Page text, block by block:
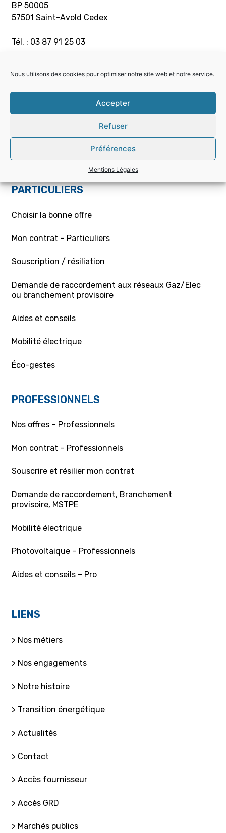
Nous utilisons des cookies pour optimiser notre site web et notre service.
Accepter
Refuser
Préférences
Mentions Légales
BP 50005
57501 Saint-Avold Cedex
Tél. : 03 87 91 25 03
HORAIRES D’OUVERTURE
Accueil
Du lundi au jeudi : 8h00 – 11h55 /13h05 – 16h55
Vendredi : 8h00 à 12h00
Caisse
Du lundi au jeudi : 8h00 – 11h55 / 13h05 – 16h30
Vendredi : 8h00 à 12h00
PARTICULIERS
Choisir la bonne offre
Mon contrat – Particuliers
Souscription / résiliation
Demande de raccordement aux réseaux Gaz/Elec
ou branchement provisoire
Aides et conseils
Mobilité électrique
Éco-gestes
PROFESSIONNELS
Nos offres – Professionnels
Mon contrat – Professionnels
Souscrire et résilier mon contrat
Demande de raccordement, Branchement
provisoire, MSTPE
Mobilité électrique
Photovoltaique – Professionnels
Aides et conseils – Pro
LIENS
> Nos métiers
> Nos engagements
> Notre histoire
> Transition énergétique
> Actualités
> Contact
> Accès fournisseur
> Accès GRD
> Marchés publics